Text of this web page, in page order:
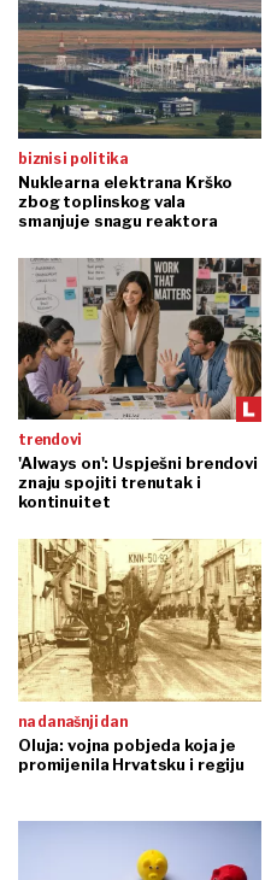
biznis i politika
Nuklearna elektrana Krško
zbog toplinskog vala
smanjuje snagu reaktora
trendovi
'Always on': Uspješni brendovi
znaju spojiti trenutak i
kontinuitet
na današnji dan
Oluja: vojna pobjeda koja je
promijenila Hrvatsku i regiju